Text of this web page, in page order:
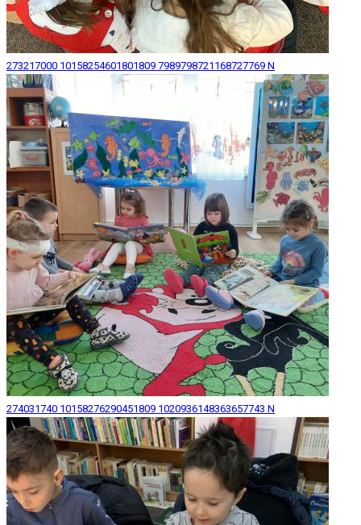
273217000 10158254601801809 7989798721168727769 N
274031740 10158276290451809 1020936148363657743 N